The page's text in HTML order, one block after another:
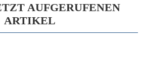
AUFGERUFENEN
ARTIKEL